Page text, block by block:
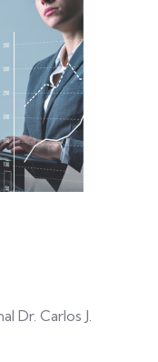
Dr. Carlos J.